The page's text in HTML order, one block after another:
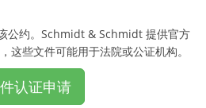
公约。Schmidt & Schmidt 提供官方
这些文件可能用于法院或公证机构。
认证申请